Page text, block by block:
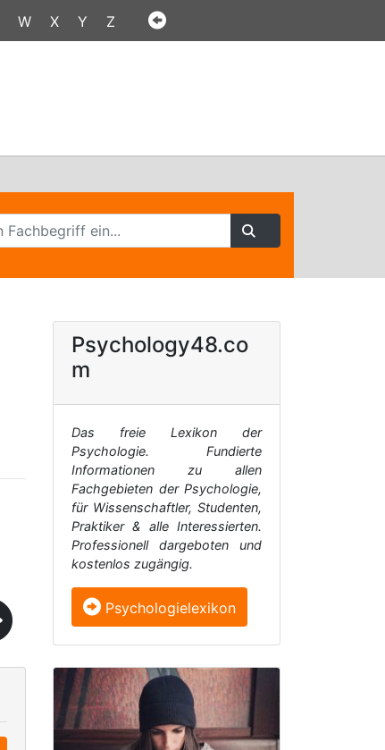
W X Y Z
Psychology48.co
m
Das freie Lexikon der
Psychologie. Fundierte
Informationen zu allen
Fachgebieten der Psychologie,
für Wissenschaftler, Studenten,
Praktiker & alle Interessierten.
Professionell dargeboten und
kostenlos zugängig.
Psychologielexikon